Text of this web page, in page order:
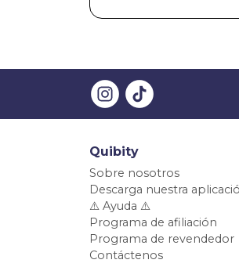
Quibity
Sobre nosotros
Descarga nuestra
⚠️ Ayuda ⚠️
Programa de afiliación
Programa de revendedor
Contáctenos